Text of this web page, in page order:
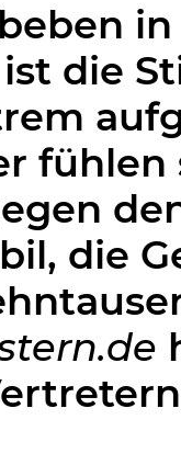
in
die
die